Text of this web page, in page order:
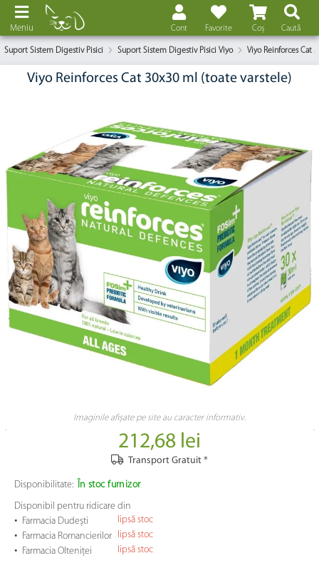
Coș
Favorite
Cont Caută
Meniu
Suport Sistem Digestiv Pisici Suport Sistem Digestiv Pisici Viyo Viyo Reinforces Cat
Viyo Reinforces Cat 30x30 ml (toate varstele)
Imaginile afișate pe site au caracter informativ.
212,68 lei
Transport Gratuit *
Disponibilitate:
În stoc furnizor
Disponibil pentru ridicare din
• Farmacia Dudești lipsă stoc
• Farmacia Romancierilor lipsă stoc
• Farmacia Olteniței
lipsă stoc